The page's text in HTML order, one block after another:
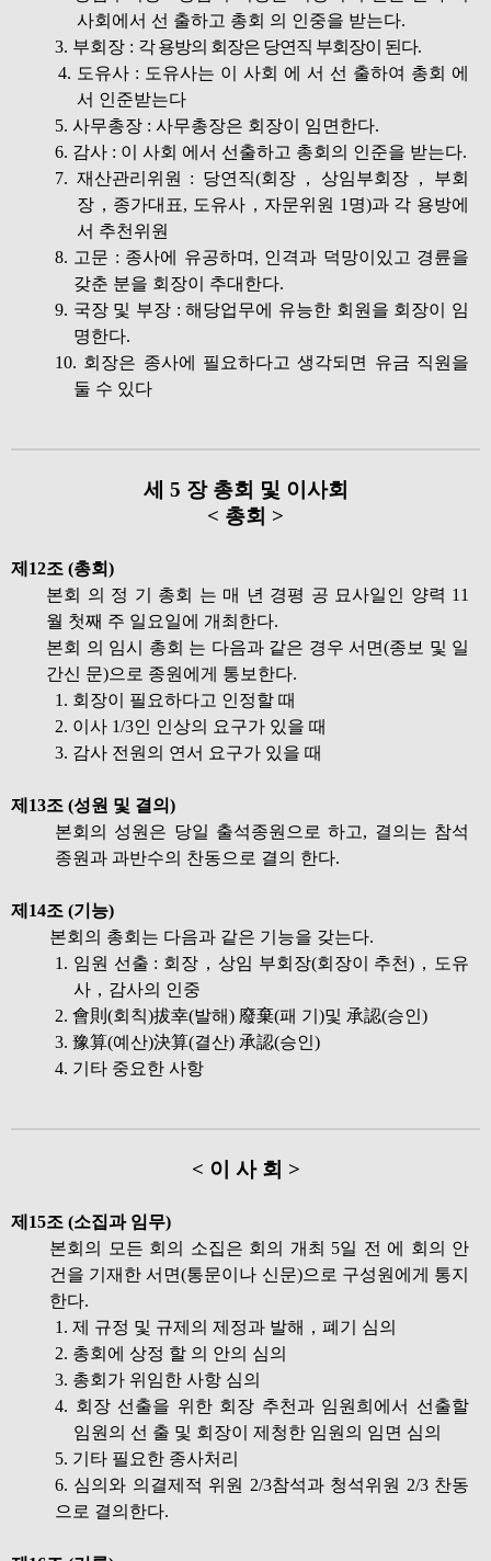
사회에서 선 출하고 총회 의 인중을 받는다.
3. 부회장 : 각 용방의 회장은 당연직 부회장이 된다.
4. 도유사 : 도유사는 이 사회 에 서 선 출하여 총회 에
서 인준받는다
5. 사무총장 : 사무총장은 회장이 임면한다.
6. 감사 : 이 사회 에서 선출하고 총회의 인준을 받는다.
7. 재산관리위원 : 당연직(회장，상임부회장，부회
장，종가대표, 도유사，자문위원 1명)과 각 용방에
서 추천위원
8. 고문 : 종사에 유공하며, 인격과 덕망이있고 경륜을
갖춘 분을 회장이 추대한다.
9. 국장 및 부장 : 해당업무에 유능한 회원을 회장이 임
명한다.
10. 회장은 종사에 필요하다고 생각되면 유금 직원을
둘 수 있다
세 5 장 총회 및 이사회
< 총회 >
제12조 (총회)
본회 의 정 기 총회 는 매 년 경평 공 묘사일인 양력 11
월 첫째 주 일요일에 개최한다.
본회 의 임시 총회 는 다음과 같은 경우 서면(종보 및 일
간신 문)으로 종원에게 통보한다.
1. 회장이 필요하다고 인정할 때
2. 이사 1/3인 인상의 요구가 있을 때
3. 감사 전원의 연서 요구가 있을 때
제13조 (성원 및 결의)
본회의 성원은 당일 출석종원으로 하고, 결의는 참석
종원과 과반수의 찬동으로 결의 한다.
제14조 (기능)
본회의 총회는 다음과 같은 기능을 갖는다.
1. 임원 선출 : 회장，상임 부회장(회장이 추천)，도유
사，감사의 인중
2. 會則(회칙)拔幸(발해) 廢棄(패 기)및 承認(승인)
3. 豫算(예산)決算(결산) 承認(승인)
4. 기타 중요한 사항
< 이 사 회 >
제15조 (소집과 임무)
본회의 모든 회의 소집은 회의 개최 5일 전 에 회의 안
건을 기재한 서면(통문이나 신문)으로 구성원에게 통지
한다.
1. 제 규정 및 규제의 제정과 발해，폐기 심의
2. 총회에 상정 할 의 안의 심의
3. 총회가 위임한 사항 심의
4. 회장 선출을 위한 회장 추천과 임원희에서 선출할
임원의 선 출 및 회장이 제청한 임원의 임면 심의
5. 기타 필요한 종사처리
6. 심의와 의결제적 위원 2/3참석과 청석위원 2/3 찬동
으로 결의한다.